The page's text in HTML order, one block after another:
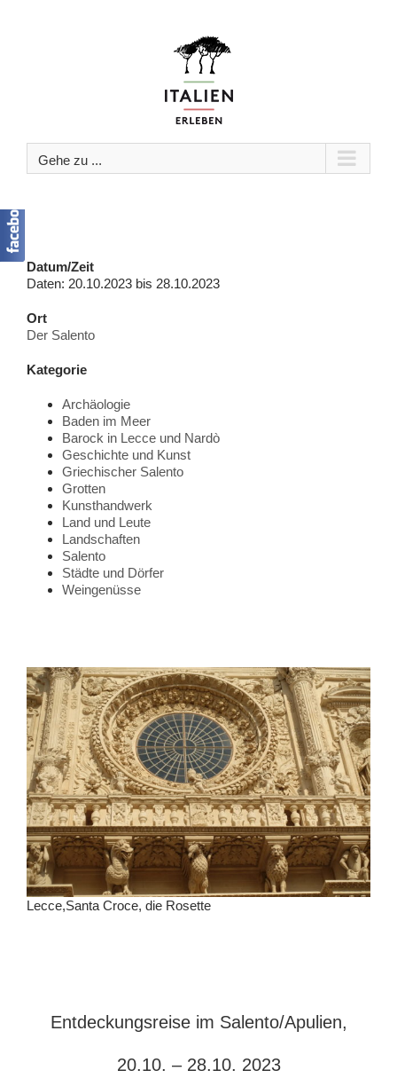
Gehe zu ...
Datum/Zeit
Daten: 20.10.2023 bis 28.10.2023
Ort
Der Salento
Kategorie
Archäologie
Baden im Meer
Barock in Lecce und Nardò
Geschichte und Kunst
Griechischer Salento
Grotten
Kunsthandwerk
Land und Leute
Landschaften
Salento
Städte und Dörfer
Weingenüsse
Lecce,Santa Croce, die Rosette
Entdeckungsreise im Salento/Apulien,
20.10. – 28.10. 2023